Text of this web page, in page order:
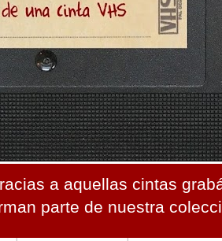
a aquellas cintas
parte de nuestra